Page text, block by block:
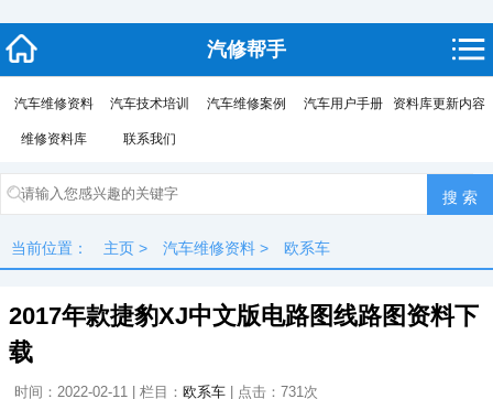
汽修帮手
汽车维修资料 汽车技术培训 汽车维修案例 汽车用户手册 资料库更新内容
维修资料库 联系我们
当前位置： 主页 > 汽车维修资料 > 欧系车
2017年款捷豹XJ中文版电路图线路图资料下
载
时间：2022-02-11 | 栏目： 欧系车 | 点击： 731次